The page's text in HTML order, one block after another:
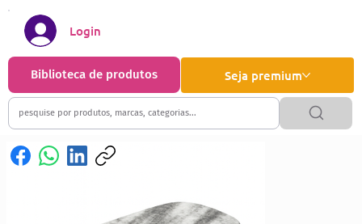
Seja premium
Biblioteca de produtos
Login